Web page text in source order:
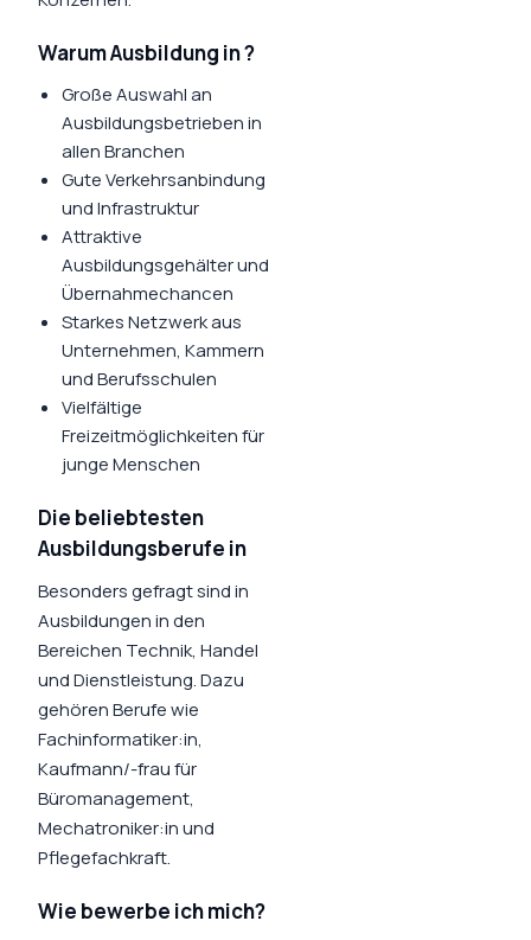
Warum Ausbildung in?
Große Auswahl an
Ausbildungsbetrieben in
allen Branchen
Gute Verkehrsanbindung
und Infrastruktur
Attraktive
Ausbildungsgehälter und
Übernahmechancen
Starkes Netzwerk aus
Unternehmen, Kammern
und Berufsschulen
Vielfältige
Freizeitmöglichkeiten für
junge Menschen
Die beliebtesten
Ausbildungsberufe in
Besonders gefragt sind in
Ausbildungen in den
Bereichen Technik, Handel
und Dienstleistung. Dazu
gehören Berufe wie
Fachinformatiker:in,
Kaufmann/-frau für
Büromanagement,
Mechatroniker:in und
Pflegefachkraft.
Wie bewerbe ich mich?